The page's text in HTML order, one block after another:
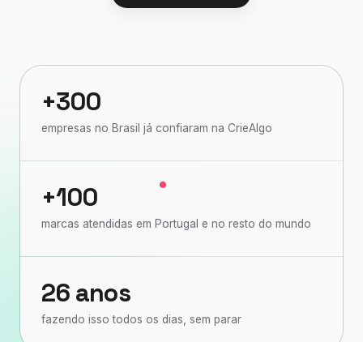
+300
empresas no Brasil já confiaram na CrieAlgo
+100
marcas atendidas em Portugal e no resto do mundo
26 anos
fazendo isso todos os dias, sem parar